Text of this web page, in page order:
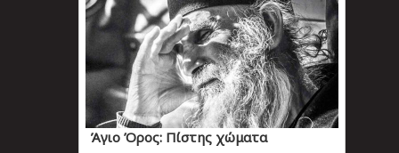
Άγιο Όρος: Πίστης χώματα